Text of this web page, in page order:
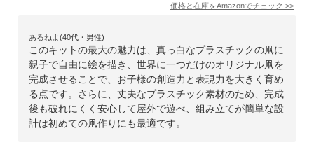
価格と在庫をAmazonでチェック >>
あるねよ(40代・男性)
このキットの最大の魅力は、真っ白なプラスチックの凧に
親子で自由に絵を描き、世界に一つだけのオリジナル凧を
完成させることで、お子様の創造力と表現力を大きく育め
る点です。さらに、丈夫なプラスチック素材のため、完成
後も破れにくく安心して屋外で遊べ、組み立てが簡単な設
計は初めての凧作りにも最適です。